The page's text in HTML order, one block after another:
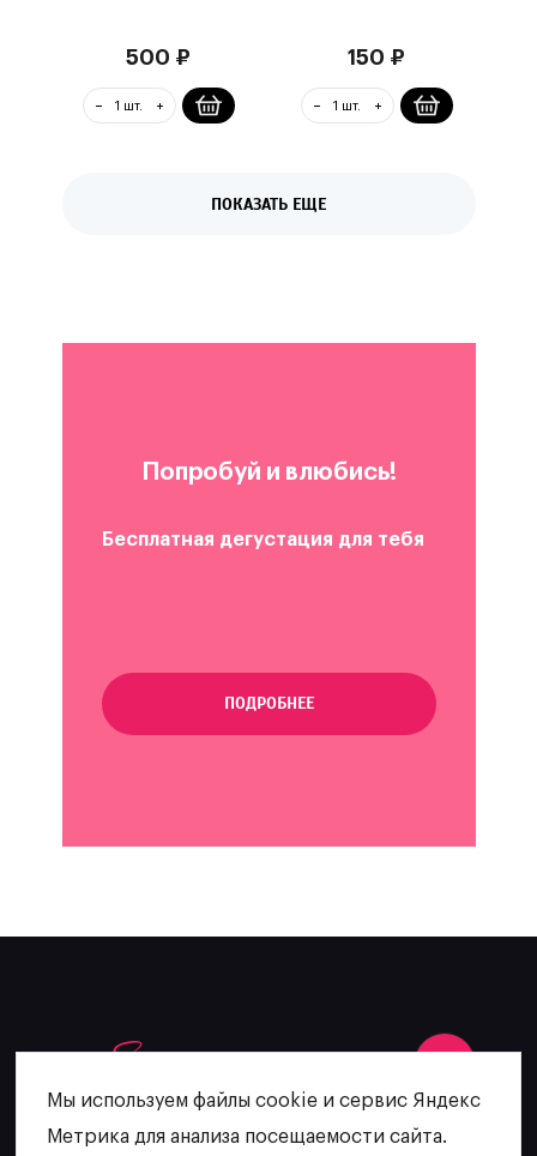
500 ₽ 150 ₽
ПОКАЗАТЬ ЕЩЕ
Попробуй и влюбись!
Бесплатная дегустация для тебя
ПОДРОБНЕЕ
Мы используем файлы cookie и сервис Яндекс
Метрика для анализа посещаемости сайта.